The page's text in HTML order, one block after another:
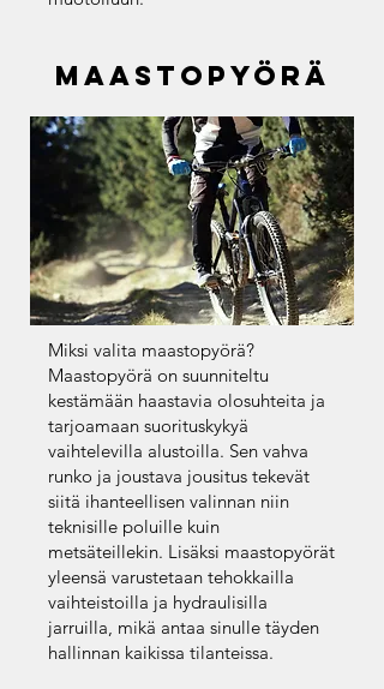
maastopyörä
Miksi valita maastopyörä?
Maastopyörä on suunniteltu
kestämään haastavia olosuhteita ja
tarjoamaan suorituskykyä
vaihtelevilla alustoilla. Sen vahva
runko ja joustava jousitus tekevät
siitä ihanteellisen valinnan niin
teknisille poluille kuin
metsäteillekin. Lisäksi maastopyörät
yleensä varustetaan tehokkailla
vaihteistoilla ja hydraulisilla
jarruilla, mikä antaa sinulle täyden
hallinnan kaikissa tilanteissa.